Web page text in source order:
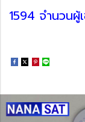
1594 จำนวนผู้